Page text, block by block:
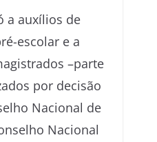
a auxílios de
escolar e a
–parte
por decisão
Nacional de
Nacional